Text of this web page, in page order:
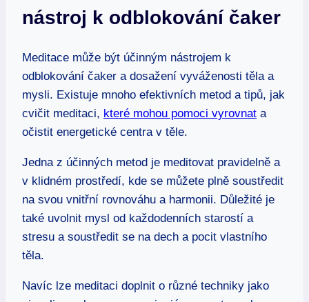
nástroj k odblokování čaker
Meditace může být účinným nástrojem k
odblokování čaker a dosažení vyváženosti těla a
mysli. Existuje mnoho efektivních metod a tipů, jak
cvičit meditaci, které mohou pomoci vyrovnat a
očistit energetické centra v těle.
Jedna z účinných metod je meditovat pravidelně a
v klidném prostředí, kde se můžete plně soustředit
na svou vnitřní rovnováhu a harmonii. Důležité je
také uvolnit mysl od každodenních starostí a
stresu a soustředit se na dech a pocit vlastního
těla.
Navíc lze meditaci doplnit o různé techniky jako